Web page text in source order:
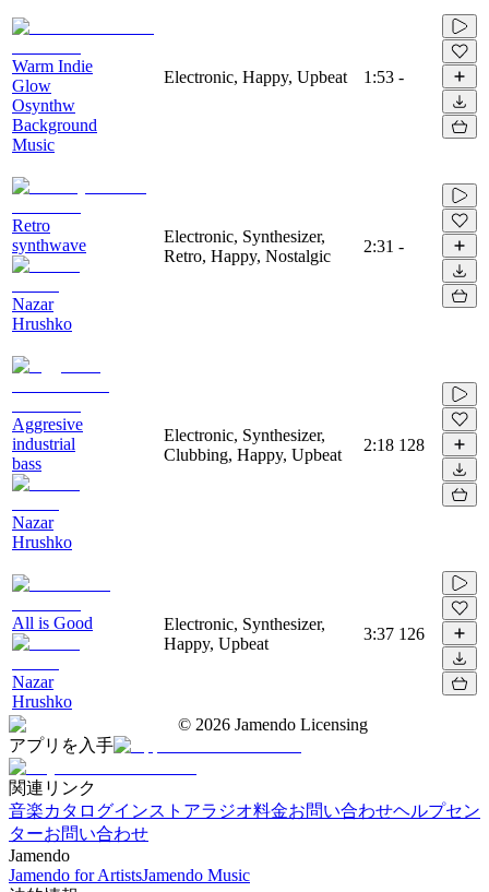
Warm Indie
Glow
Osynthw
Background
Music
Electronic, Happy, Upbeat 1:53 -
Retro
synthwave
Nazar
Hrushko
Electronic, Synthesizer,
Retro, Happy, Nostalgic
2:31 -
Aggresive
industrial
bass
Nazar
Hrushko
Electronic, Synthesizer,
Clubbing, Happy, Upbeat
2:18 128
All is Good
Nazar
Hrushko
Electronic, Synthesizer,
Happy, Upbeat
3:37 126
© 2026 Jamendo Licensing
アプリを入手
関連リンク
音楽カタログインストアラジオ料金お問い合わせヘルプセン
ターお問い合わせ
Jamendo
Jamendo for ArtistsJamendo Music